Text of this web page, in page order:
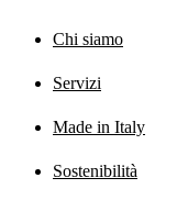
Chi siamo
Servizi
Made in Italy
Sostenibilità